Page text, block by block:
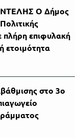
Ο Δήμος
πλήρη επιφυλακή
ετοιμότητα
στο 3ο